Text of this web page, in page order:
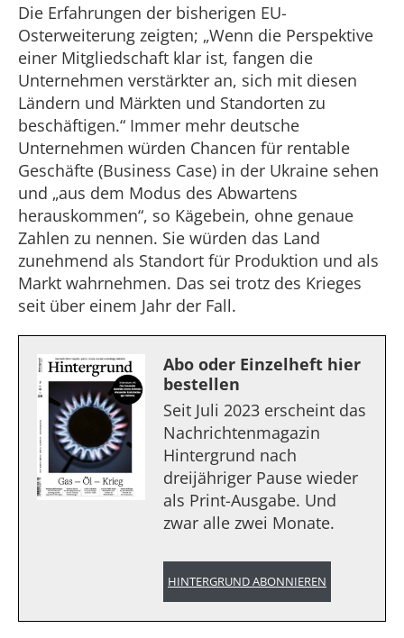
Die Erfahrungen der bisherigen EU-
Osterweiterung zeigten; „Wenn die Perspektive
einer Mitgliedschaft klar ist, fangen die
Unternehmen verstärkter an, sich mit diesen
Ländern und Märkten und Standorten zu
beschäftigen.“ Immer mehr deutsche
Unternehmen würden Chancen für rentable
Geschäfte (Business Case) in der Ukraine sehen
und „aus dem Modus des Abwartens
herauskommen“, so Kägebein, ohne genaue
Zahlen zu nennen. Sie würden das Land
zunehmend als Standort für Produktion und als
Markt wahrnehmen. Das sei trotz des Krieges
seit über einem Jahr der Fall.
Abo oder Einzelheft hier
bestellen
Seit Juli 2023 erscheint das
Nachrichtenmagazin
Hintergrund nach
dreijähriger Pause wieder
als Print-Ausgabe. Und
zwar alle zwei Monate.
HINTERGRUND ABONNIEREN